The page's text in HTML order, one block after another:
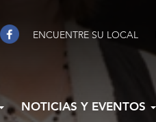
ENCUENTRE SU LOCAL
NOTICIAS Y EVENTOS